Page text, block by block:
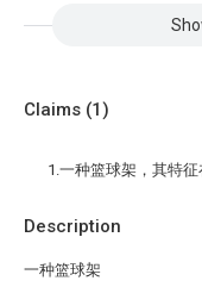
Description
一种篮球架
Claims (1)
1.一种篮球架，其特